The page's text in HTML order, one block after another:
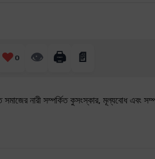
❤️ 0 👁 🖨️ 📄
নারী সম্পর্কিত কুসংস্কার, মূল্যবোধ এবং